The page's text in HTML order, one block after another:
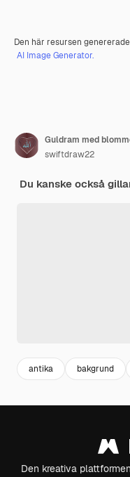
Den här resursen
AI Image Generator.
Guldram med
swiftdraw22
Du kanske också
antika bakgrund
Den kreativa